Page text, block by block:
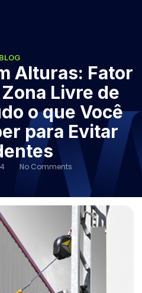
BLOG
Alturas: Fator
Livre de
o que Você
para Evitar
No Comments